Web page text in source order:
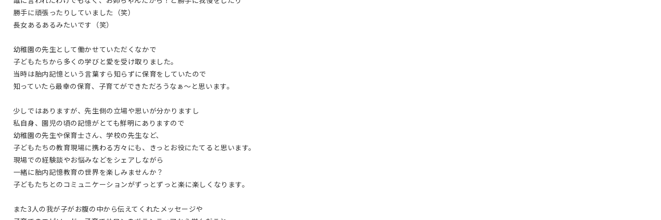
勝手に頑張ったりしていました（笑）
長女あるあるみたいです（笑）
幼稚園の先生として働かせていただくなかで
子どもたちから多くの学びと愛を受け取りました。
当時は胎内記憶という言葉すら知らずに保育をしていたので
知っていたら最幸の保育、子育てができただろうなぁ～と思います。
少しではありますが、先生側の立場や思いが分かりますし
私自身、園児の頃の記憶がとても鮮明にありますので
幼稚園の先生や保育士さん、学校の先生など、
子どもたちの教育現場に携わる方々にも、きっとお役にたてると思います。
現場での経験談やお悩みなどをシェアしながら
一緒に胎内記憶教育の世界を楽しみませんか？
子どもたちとのコミュニケーションがずっとずっと楽に楽しくなります。
また3人の我が子がお腹の中から伝えてくれたメッセージや